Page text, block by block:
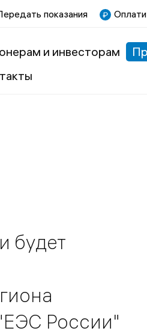
показания
и инвесторам
будет
России"